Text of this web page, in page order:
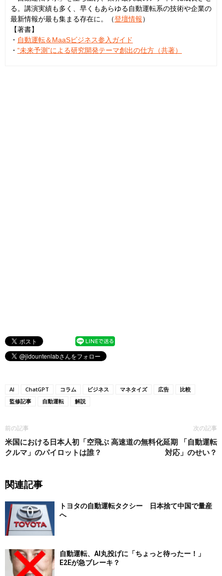
る。講演実績も多く、早くもあらゆる自動運転系の技術や企業の
最新情報が最も集まる存在に。（登壇情報）
【著書】
・ 自動運転＆MaaSビジネス参入ガイド
・ “未来予測”による研究開発テーマ創出の仕方（共著）
AI ChatGPT コラム ビジネス マネタイズ 広告
比較
監修記事
自動運転 解説
前の記事
米国における日本人初「空飛ぶ
クルマ」のパイロットは誰？
次の記事
高速道の無料化延期 「自動運転
対応」のせい？
関連記事
トヨタの自動運転タクシー 日本捨て中国で量産
へ
自動運転、AI丸投げに「ちょっと待ったー！」
E2Eが急ブレーキ？